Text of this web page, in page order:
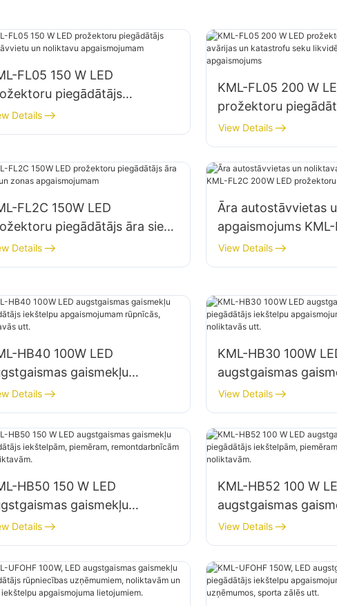
FL05 150 W LED
piegādātājs
un noliktavu
Details
KML-FL05 200 W
prožektoru
un katastrofu seku
vietu apgaismojums
View Details
FL2C 150W LED
piegādātājs āra sienu
zonas apgaismojumam
Details
Āra autostāvvietas
apgaismojums
LED prožektoru
View Details
HB40 100W LED
gaismekļu
iekštelpu
rūpnīcās,
utt.
Details
KML-HB30 100W
augstgaismas
piegādātājs iekštelpu
apgaismojumam
noliktavās utt.
View Details
HB50 150 W LED
gaismekļu
iekštelpām,
remontdarbnīcām un
Details
KML-HB52 100 W
augstgaismas
piegādātājs
piemēram, rūpnīcu
noliktavām.
View Details